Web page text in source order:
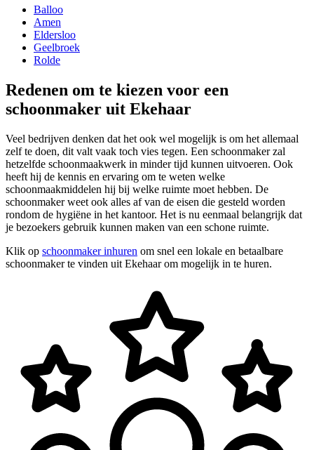
Balloo
Amen
Eldersloo
Geelbroek
Rolde
Redenen om te kiezen voor een
schoonmaker uit Ekehaar
Veel bedrijven denken dat het ook wel mogelijk is om het allemaal
zelf te doen, dit valt vaak toch vies tegen. Een schoonmaker zal
hetzelfde schoonmaakwerk in minder tijd kunnen uitvoeren. Ook
heeft hij de kennis en ervaring om te weten welke
schoonmaakmiddelen hij bij welke ruimte moet hebben. De
schoonmaker weet ook alles af van de eisen die gesteld worden
rondom de hygiëne in het kantoor. Het is nu eenmaal belangrijk dat
je bezoekers gebruik kunnen maken van een schone ruimte.
Klik op schoonmaker inhuren om snel een lokale en betaalbare
schoonmaker te vinden uit Ekehaar om mogelijk in te huren.